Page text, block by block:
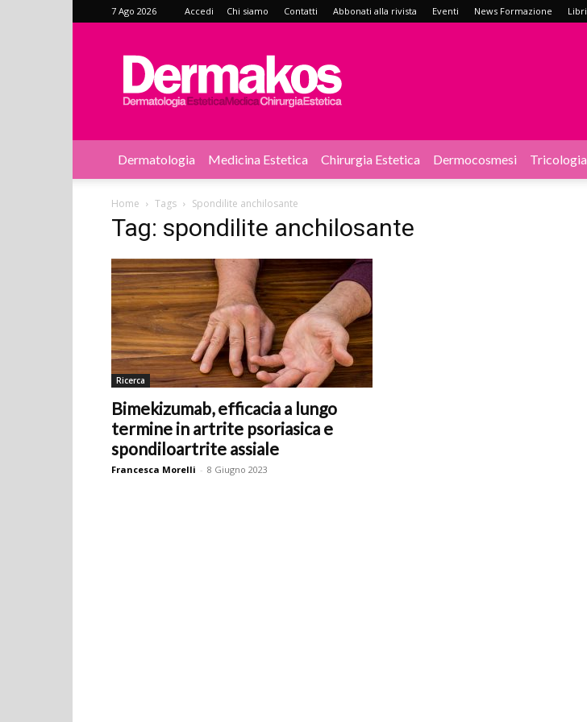
7 Ago 2026 Accedi Chi siamo Contatti Abbonati alla rivista Eventi News Formazione Libri
Dermakos
Dermatologia Medicina Estetica Chirurgia Estetica Dermocosmesi Tricologia
Home Tags Spondilite anchilosante
Tag: spondilite anchilosante
Ricerca
Bimekizumab, efficacia a lungo
termine in artrite psoriasica e
spondiloartrite assiale
Francesca Morelli - 8 Giugno 2023